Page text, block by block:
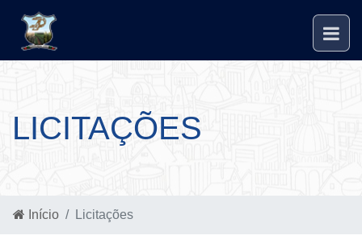
LICITAÇÕES
Início Licitações